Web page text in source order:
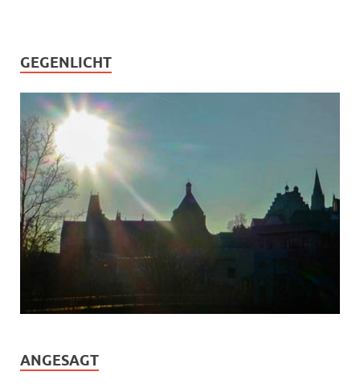
GEGENLICHT
ANGESAGT